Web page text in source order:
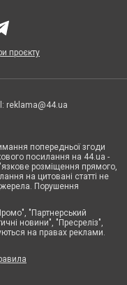
проєкту
reklama@44.ua
попередньої згоди
посилання на 44.ua -
розміщення прямого,
на цитовані статті не
Порушення
"Партнерський
новини", "Пресреліз",
на правах реклами.